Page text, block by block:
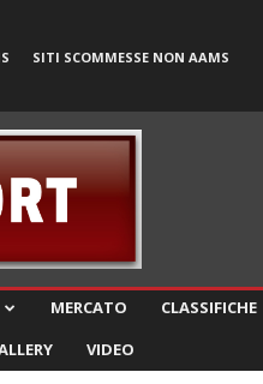
SITI SCOMMESSE NON AAMS
MERCATO
CLASSIFICHE
VIDEO